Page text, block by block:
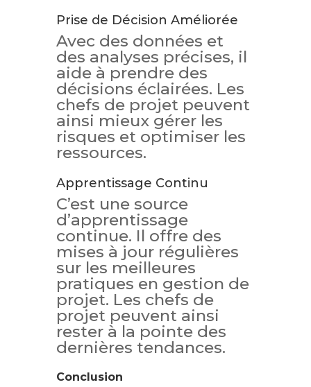
Prise de Décision Améliorée
Avec des données et
des analyses précises, il
aide à prendre des
décisions éclairées. Les
chefs de projet peuvent
ainsi mieux gérer les
risques et optimiser les
ressources.
Apprentissage Continu
C’est une source
d’apprentissage
continue. Il offre des
mises à jour régulières
sur les meilleures
pratiques en gestion de
projet. Les chefs de
projet peuvent ainsi
rester à la pointe des
dernières tendances.
Conclusion